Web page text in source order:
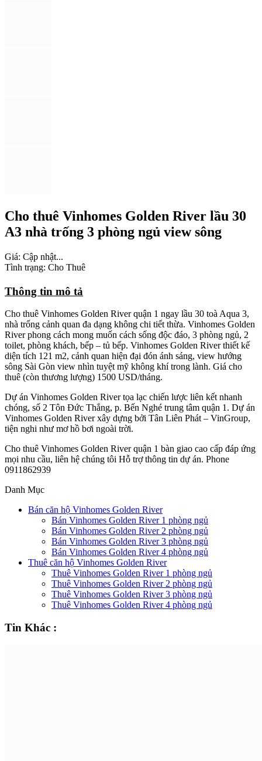
Cho thuê Vinhomes Golden River lầu 30
A3 nhà trống 3 phòng ngủ view sông
Giá: Cập nhật...
Tình trạng: Cho Thuê
Thông tin mô tả
Cho thuê Vinhomes Golden River quận 1 ngay lầu 30 toà Aqua 3,
nhà trống cảnh quan đa dạng không chi tiết thừa. Vinhomes Golden
River phong cách mong muốn cách sống độc đáo, 3 phòng ngủ, 2
toilet, phòng khách, bếp – tủ bếp. Vinhomes Golden River thiết kế
diện tích 121 m2, cảnh quan hiện đại đón ánh sáng, view hướng
sông Sài Gòn view nhìn tuyệt mỹ không khí trong lành. Giá cho
thuê (còn thương lượng) 1500 USD/tháng.
Dự án Vinhomes Golden River tọa lạc chiến lược liên kết nhanh
chóng, số 2 Tôn Đức Thắng, p. Bến Nghé trung tâm quận 1. Dự án
Vinhomes Golden River xây dựng bởi Tân Liên Phát – VinGroup,
tiện nghi như mơ hồ bơi ngoài trời.
Cho thuê Vinhomes Golden River quận 1 bàn giao cao cấp đáp ứng
mọi nhu cầu, liên hệ chúng tôi Hỗ trợ thông tin dự án. Phone
0911862939
Danh Mục
Bán căn hộ Vinhomes Golden River
Bán Vinhomes Golden River 1 phòng ngủ
Bán Vinhomes Golden River 2 phòng ngủ
Bán Vinhomes Golden River 3 phòng ngủ
Bán Vinhomes Golden River 4 phòng ngủ
Thuê căn hộ Vinhomes Golden River
Thuê Vinhomes Golden River 1 phòng ngủ
Thuê Vinhomes Golden River 2 phòng ngủ
Thuê Vinhomes Golden River 3 phòng ngủ
Thuê Vinhomes Golden River 4 phòng ngủ
Tin Khác :